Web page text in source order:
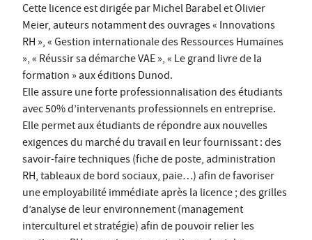
Cette licence est dirigée par Michel Barabel et Olivier
Meier, auteurs notamment des ouvrages « Innovations
RH », « Gestion internationale des Ressources Humaines
», « Réussir sa démarche VAE », « Le grand livre de la
formation » aux éditions Dunod.
Elle assure une forte professionnalisation des étudiants
avec 50% d’intervenants professionnels en entreprise.
Elle permet aux étudiants de répondre aux nouvelles
exigences du marché du travail en leur fournissant : des
savoir-faire techniques (fiche de poste, administration
RH, tableaux de bord sociaux, paie…) afin de favoriser
une employabilité immédiate après la licence ; des grilles
d’analyse de leur environnement (management
interculturel et stratégie) afin de pouvoir relier les